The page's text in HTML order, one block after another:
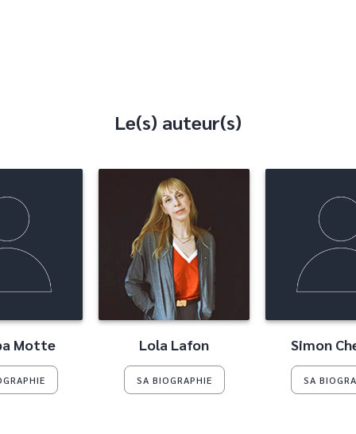
Le(s) auteur(s)
Motte Lola Lafon
SA BIOGRAPHIE
Simon
SA